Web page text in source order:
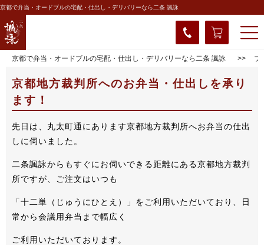
京都で弁当・オードブルの宅配・仕出し・デリバリーなら二条 諷詠
京都で弁当・オードブルの宅配・仕出し・デリバリーなら二条 諷詠 ブ
京都地方裁判所へのお弁当・仕出しを承り
ます！
先日は、丸太町通にあります京都地方裁判所へお弁当の仕出
しに伺いました。
二条諷詠からもすぐにお伺いできる距離にある京都地方裁判
所ですが、ご注文はいつも
「十二単（じゅうにひとえ）」をご利用いただいており、日
常から会議用弁当まで幅広く
ご利用いただいております。